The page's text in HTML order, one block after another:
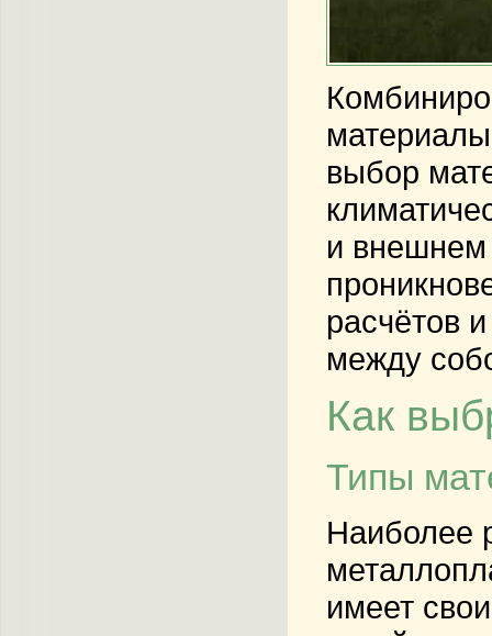
выбор
и внешнем
расчётов
между
Как
Типы
Наиболее
имеет